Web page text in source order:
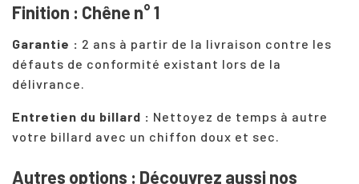
Finition : Chêne n° 1
Garantie : 2 ans à partir de la livraison contre les
défauts de conformité existant lors de la
délivrance.
Entretien du billard : Nettoyez de temps à autre
votre billard avec un chiffon doux et sec.
Autres options : Découvrez aussi nos